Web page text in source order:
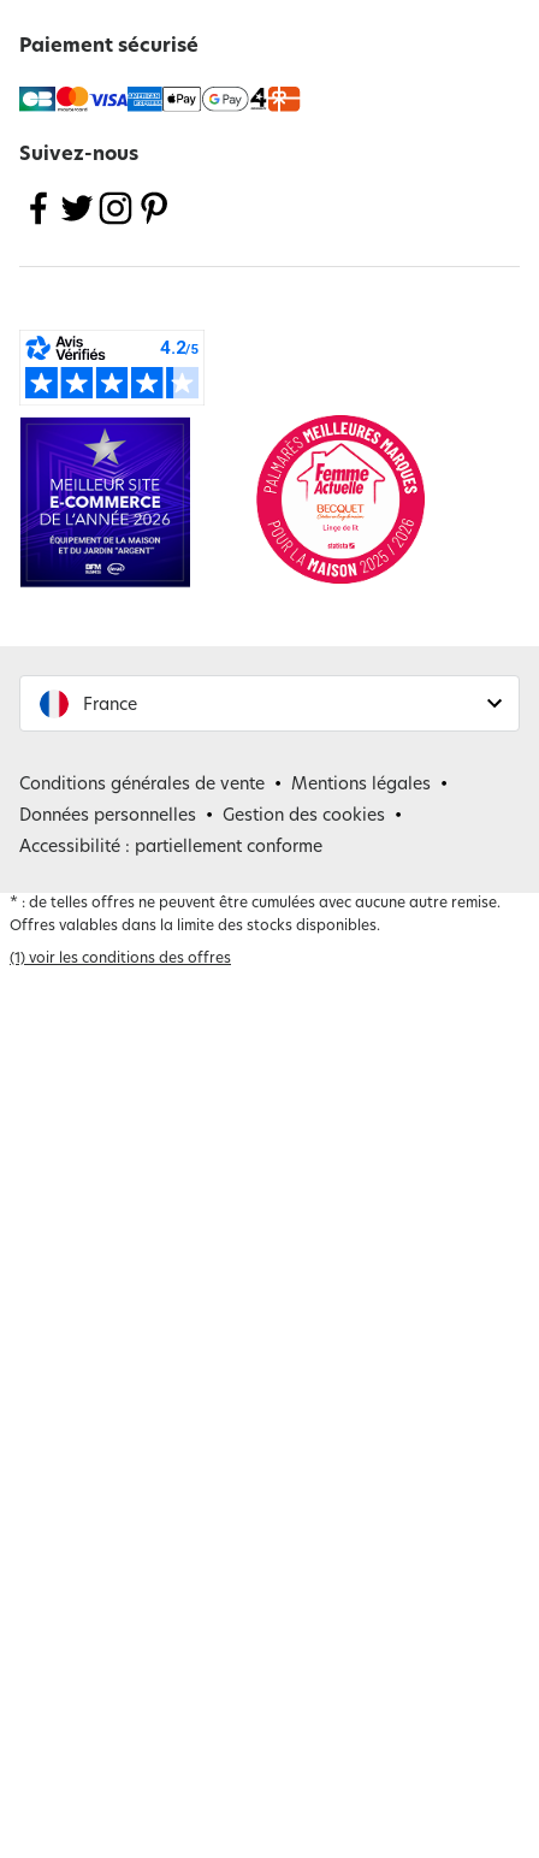
Paiement sécurisé
Suivez-nous
France
Belgique
Conditions générales de vente
Mentions légales
Données personnelles
Gestion des cookies
Accessibilité : partiellement conforme
* : de telles offres ne peuvent être cumulées avec aucune autre remise.
Offres valables dans la limite des stocks disponibles.
(1) voir les conditions des offres